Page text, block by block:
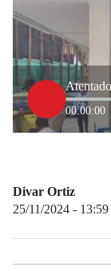
00:00:00
Divar Ortiz
25/11/2024 - 13:59